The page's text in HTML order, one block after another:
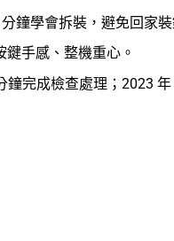
鐘學會拆裝，避免回家裝
手感、整機重心。
完成檢查處理；2023 年